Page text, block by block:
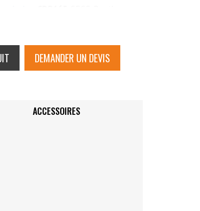
enclenchés. Le panneau de
DEMANDER UN DEVIS
ACCESSOIRES